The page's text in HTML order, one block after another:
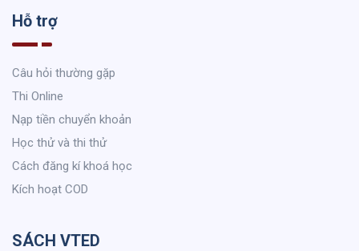
Hỗ trợ
Câu hỏi thường gặp
Thi Online
Nạp tiền chuyển khoản
Học thử và thi thử
Cách đăng kí khoá học
Kích hoạt COD
SÁCH VTED